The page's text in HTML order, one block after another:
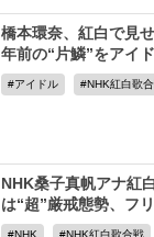
橋本環奈、紅白で見
年前の“片鱗”をアイ
アイドル NHK紅白歌
NHK桑子真帆アナ紅
は“超”厳戒態勢、フ
NHK NHK紅白歌合戦